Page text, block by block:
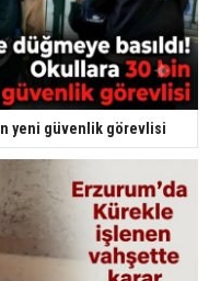
yeni güvenlik görevlisi